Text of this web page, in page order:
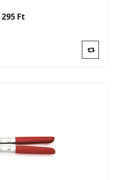
295 Ft‎